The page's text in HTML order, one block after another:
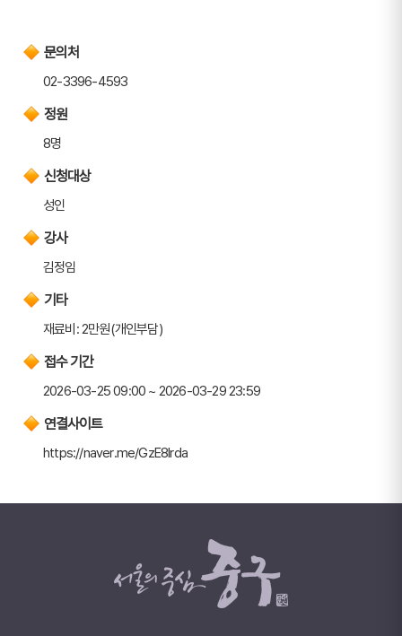
문의처
02-3396-4593
정원
8명
신청대상
성인
강사
김정임
기타
재료비: 2만원(개인부담)
접수 기간
2026-03-25 09:00 ~ 2026-03-29 23:59
연결사이트
https://naver.me/GzE8lrda